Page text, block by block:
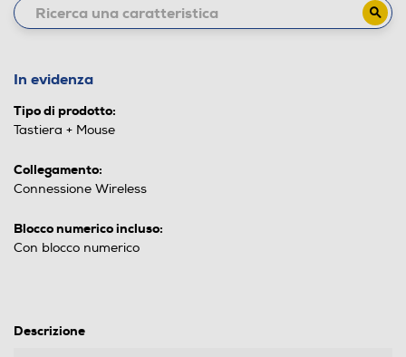
In evidenza
Tipo di prodotto:
Tastiera + Mouse
Collegamento:
Connessione Wireless
Blocco numerico incluso:
Con blocco numerico
Descrizione